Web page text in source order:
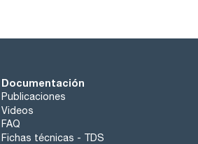
Documentación
Publicaciones
Videos
FAQ
Fichas técnicas - TDS